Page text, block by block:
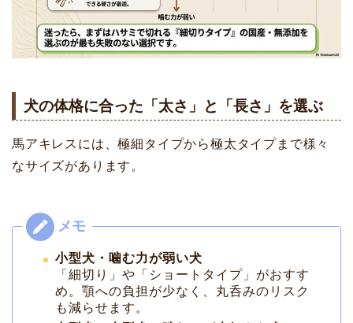
犬の体格に合った「太さ」と「長さ」を選ぶ
馬アキレスには、極細タイプから極太タイプまで様々
なサイズがあります。
小型犬・噛む力が弱い犬
「細切り」や「ショートタイプ」がおすす
め。顎への負担が少なく、丸呑みのリスク
も減らせます。